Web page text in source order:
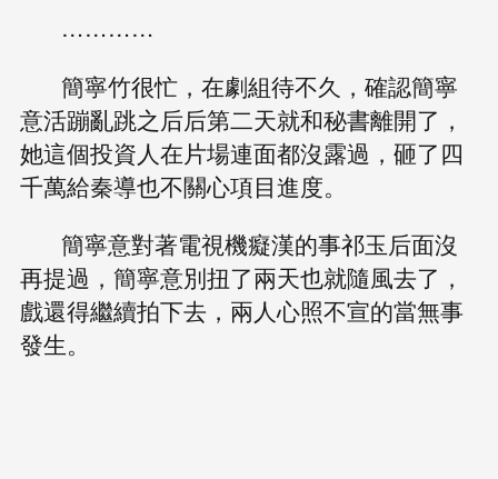
…………
簡寧竹很忙，在劇組待不久，確認簡寧
意活蹦亂跳之后后第二天就和秘書離開了，
她這個投資人在片場連面都沒露過，砸了四
千萬給秦導也不關心項目進度。
簡寧意對著電視機癡漢的事祁玉后面沒
再提過，簡寧意別扭了兩天也就隨風去了，
戲還得繼續拍下去，兩人心照不宣的當無事
發生。